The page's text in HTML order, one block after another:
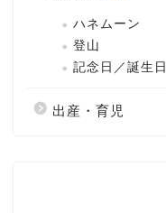
ハネムーン
登山
記念日／誕生日
出産・育児